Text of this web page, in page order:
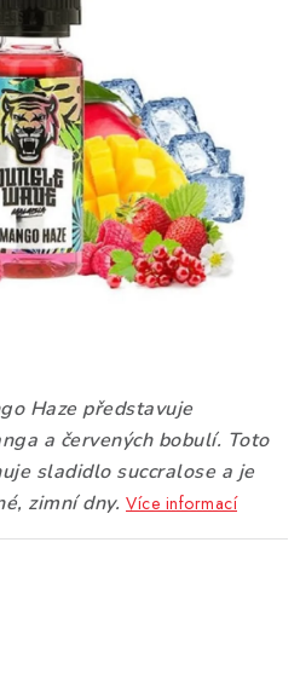
Haze představuje
a červených bobulí. Toto
sladidlo succralose a je
zimní dny. Více informací